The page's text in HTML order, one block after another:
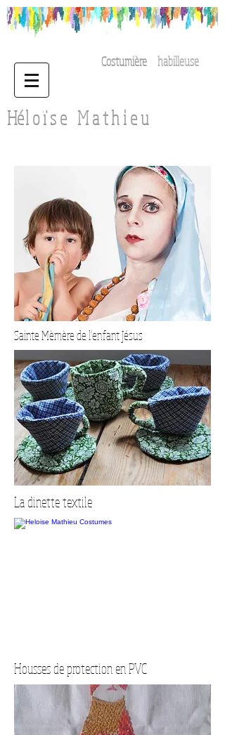
Costumière habilleuse
Hél o ï s eM a t h i e u
Sainte Mèmère de l'enfant Jésus
La dinette textile
Housses de protection en PVC